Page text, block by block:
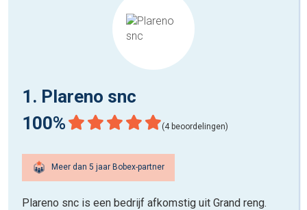
1. Plareno snc
100%
(4 beoordelingen)
Meer dan 5 jaar Bobex-partner
Plareno snc is een bedrijf afkomstig uit Grand reng.